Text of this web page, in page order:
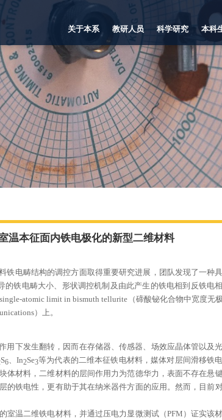
关于本系 教研人员 科学研究 本科
温本征面内铁电极化的新型二维材料
电畴结构的调控方面取得重要研究进展，团队发现了一种
的铁电畴大小、形状调控机制及由此产生的铁电相到反铁电
atomic limit in bismuth tellurite（碲酸铋化合物中宽度无
）上。
用下发生翻转，因而在存储器、传感器、场效应晶体管以及
S6、In2Se3等为代表的二维本征铁电材料，媒体对层间滑移铁
材料，二维材料的层间作用力为范德华力，表面不存在悬
的铁电性，更有助于其在纳米器件方面的应用。然而，目前
温二维铁电材料，并通过压电力显微测试（PFM）证实该